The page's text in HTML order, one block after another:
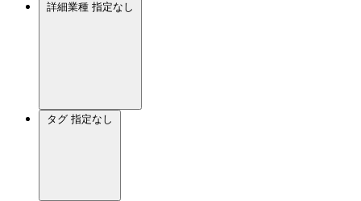
詳細業種 指定なし
タグ 指定なし